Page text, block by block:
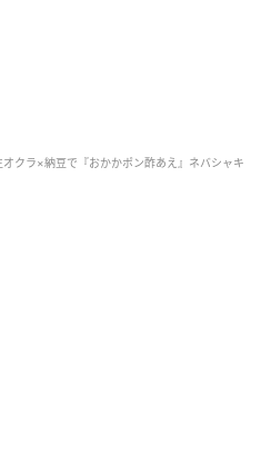
クラ×納豆で『おかかポン酢あえ』ネバシャキ